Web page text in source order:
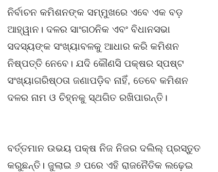
ନିର୍ବାଚନ କମିଶନଙ୍କ ସମ୍ମୁଖରେ ଏବେ ଏକ ବଡ଼
ଆହ୍ୱାନ। ଦଳର ସାଂଗଠନିକ ଏବଂ ବିଧାନସଭା
ସଦସ୍ୟଙ୍କ ସଂଖ୍ୟାବଳକୁ ଆଧାର କରି କମିଶନ
ନିଷ୍ପତ୍ତି ନେବେ। ଯଦି କୌଣସି ପକ୍ଷର ସ୍ପଷ୍ଟ
ସଂଖ୍ୟାଗରିଷ୍ଠତା ଜଣାପଡ଼ିବ ନାହିଁ, ତେବେ କମିଶନ
ଦଳର ନାମ ଓ ଚିହ୍ନକୁ ସ୍ଥଗିତ ରଖିପାରନ୍ତି।
ବର୍ତ୍ତମାନ ଉଭୟ ପକ୍ଷ ନିଜ ନିଜର ଦଲିଲ୍ ପ୍ରସ୍ତୁତ
କରୁଛନ୍ତି। ଜୁଲାଇ ୬ ପରେ ଏହି ରାଜନୈତିକ ଲଢ଼େଇ